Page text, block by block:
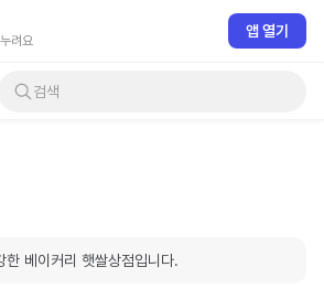
려요
앱 열기
검색
한 베이커리 햇쌀상점입니다.